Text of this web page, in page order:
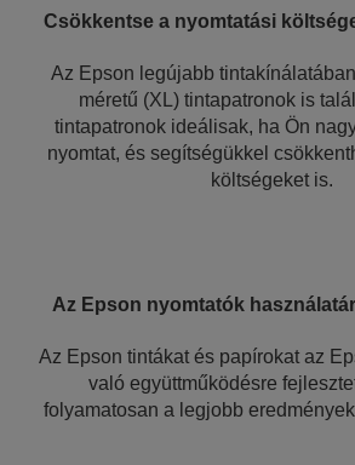
Csökkentse a nyomtatási
Az Epson legújabb
méretű (XL) tintapatronok is
tintapatronok ideálisak, ha Ön
nyomtat, és segítségükkel
költségeket is.
Az Epson nyomtatók
Az Epson tintákat és papírokat az
való együttműködésre
folyamatosan a legjobb